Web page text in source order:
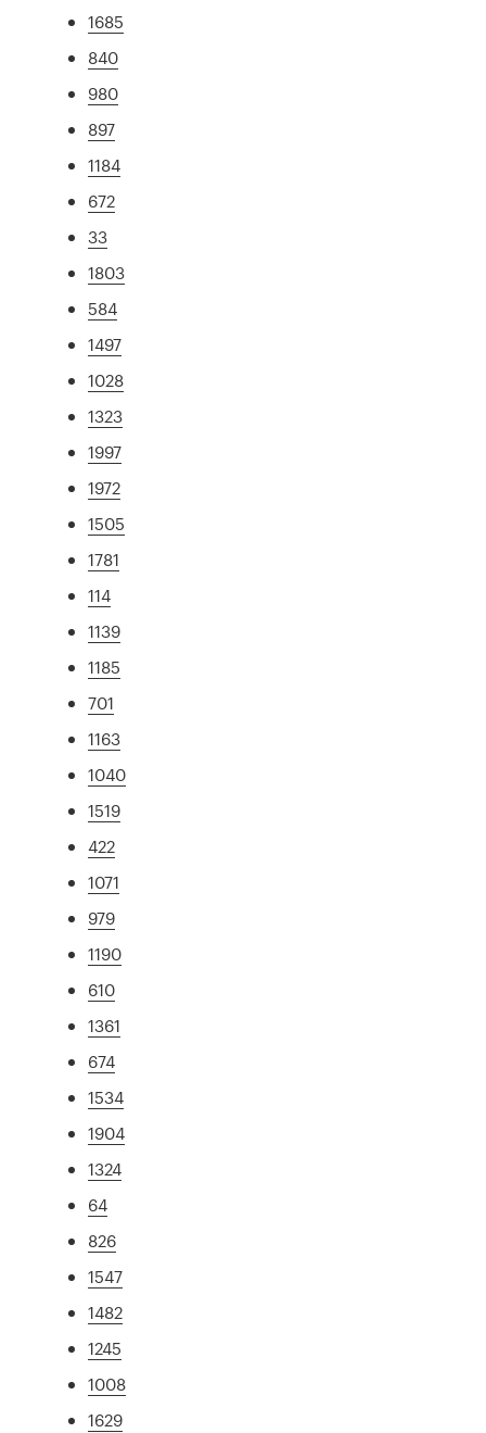
1685
840
980
897
1184
672
33
1803
584
1497
1028
1323
1997
1972
1505
1781
114
1139
1185
701
1163
1040
1519
422
1071
979
1190
610
1361
674
1534
1904
1324
64
826
1547
1482
1245
1008
1629